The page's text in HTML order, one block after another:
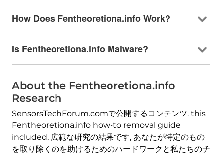
How Does Fentheoretiona.info Work?
Is Fentheoretiona.info Malware?
About the Fentheoretiona.info
Research
SensorsTechForum.comで公開するコンテンツ, this
Fentheoretiona.info how-to removal guide
included, 広範な研究の結果です, あなたが特定のもの
を取り除くのを助けるためのハードワークと私たちのチ